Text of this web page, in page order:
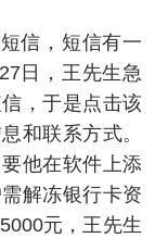
信，短信有一
日，王先生急
，于是点击该
和联系方式。
他在软件上添
解冻银行卡资
元，王先生